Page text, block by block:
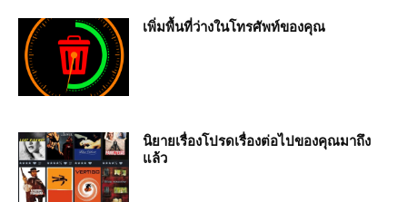
เพิ่มพื้นที่ว่างในโทรศัพท์ของคุณ
นิยายเรื่องโปรดเรื่องต่อไปของคุณมาถึง
แล้ว